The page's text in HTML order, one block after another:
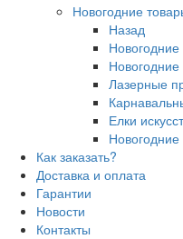
Новогодние
Назад
Лазерные
Елки
Как заказать?
Доставка и оплата
Гарантии
Новости
Контакты